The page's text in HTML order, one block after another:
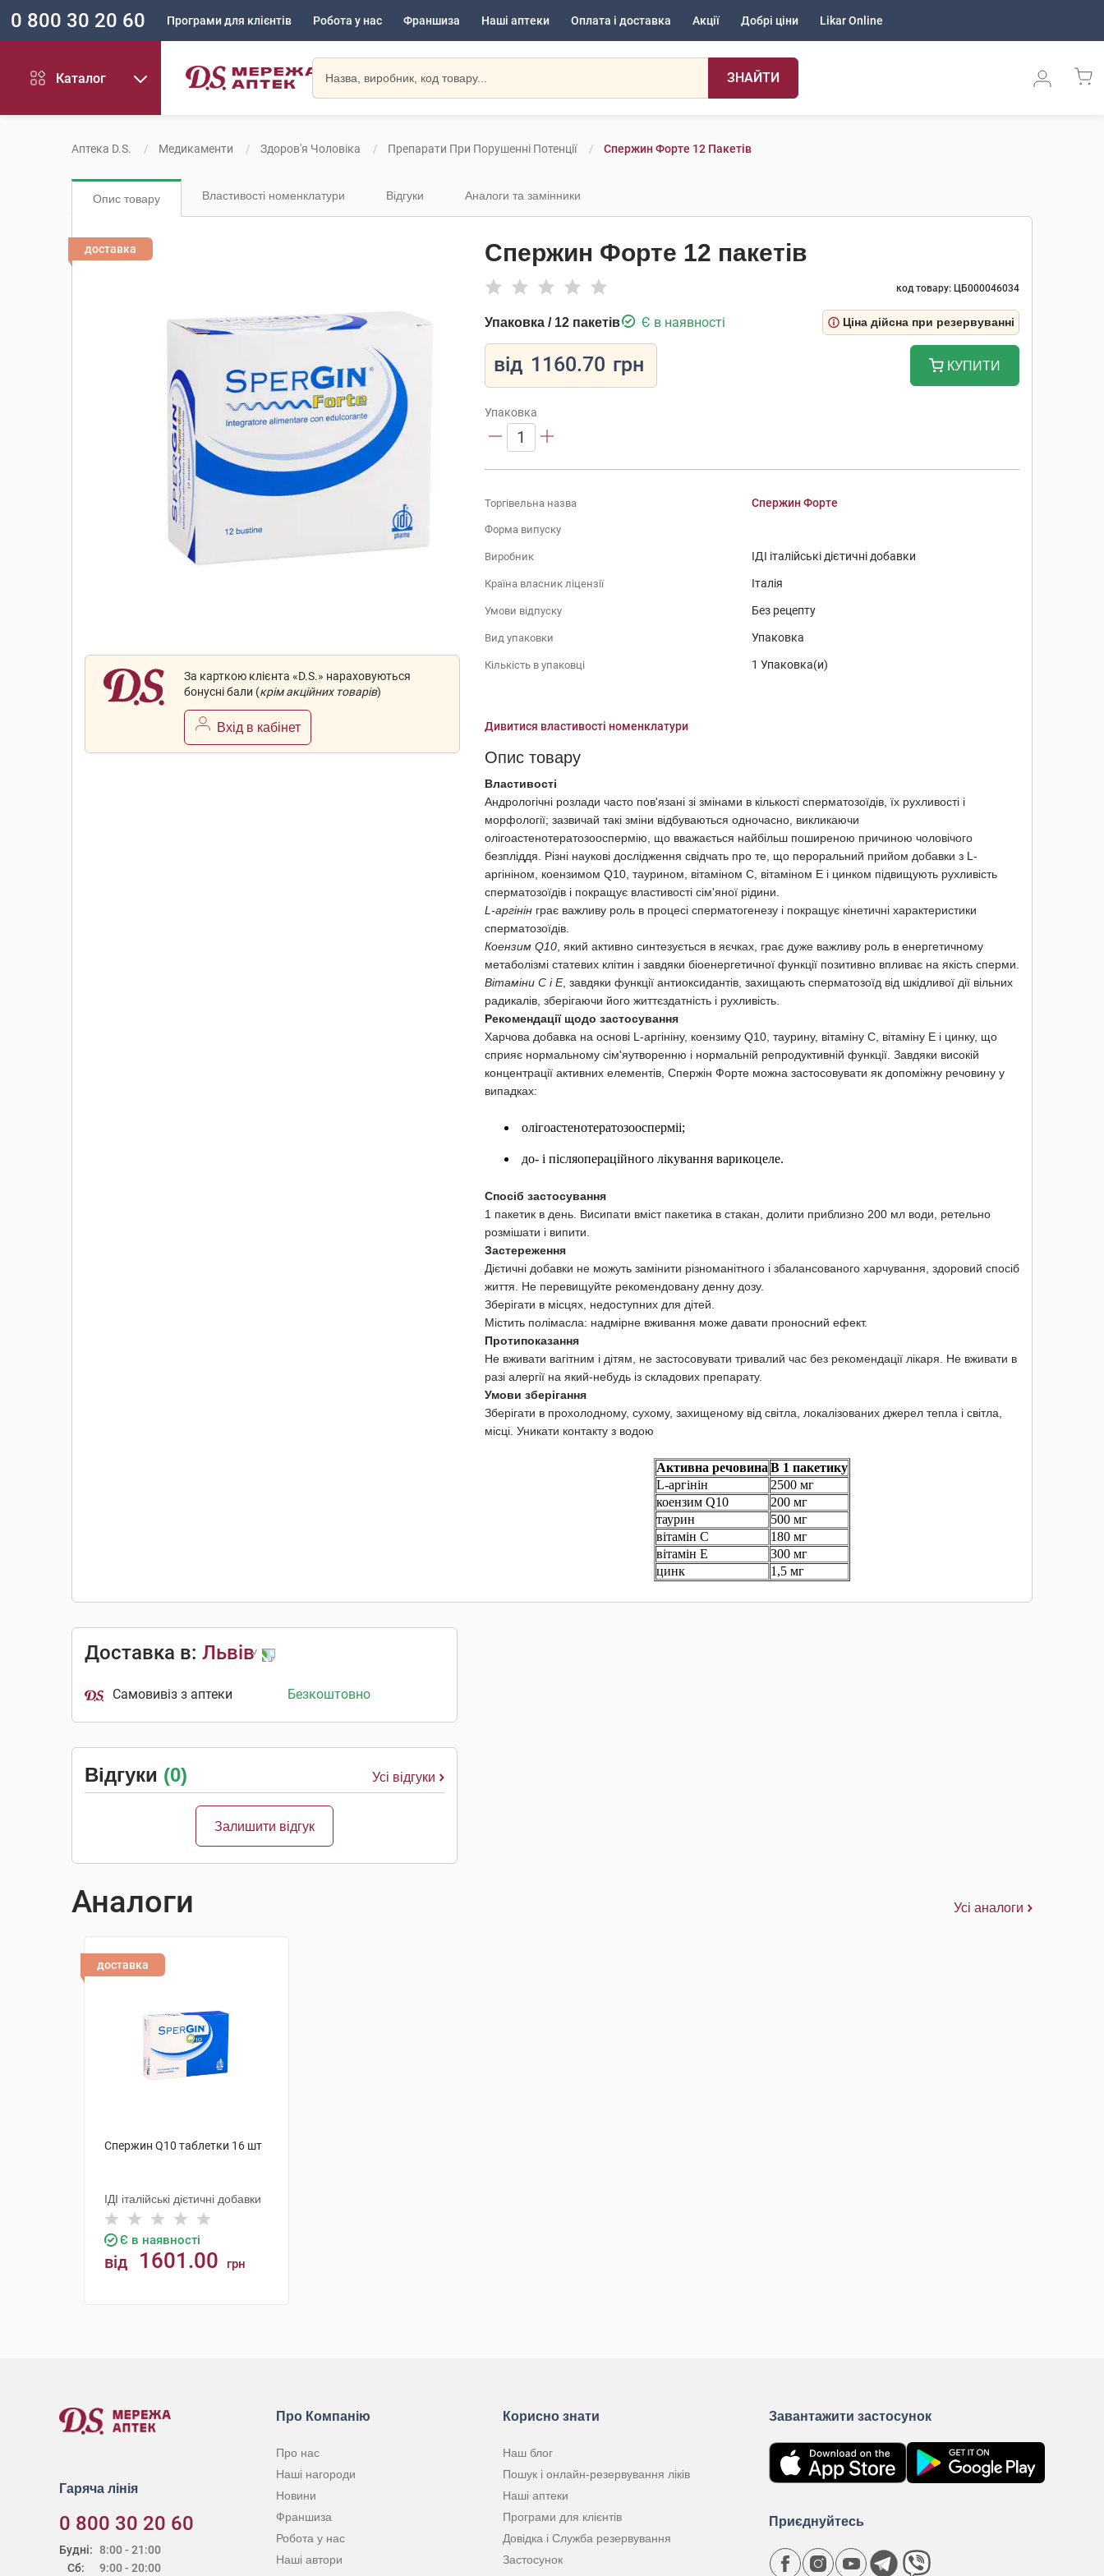
0 800 30 20 60 Програми для клієнтів Робота у нас Франшиза Наші аптеки Оплата і доставка Акції Добрі ціни Likar Online
Каталог ЗНАЙТИ
Аптека D.S. Медикаменти Здоров'я Чоловіка Препарати При Порушенні Потенції Спержин Форте 12 Пакетів
Опис товару Властивості номенклатури Відгуки Аналоги та замінники
доставка
За карткою клієнта «D.S.» нараховуються
бонусні бали (крім акційних товарів)
Вхід в кабінет
Спержин Форте 12 пакетів
код товару: ЦБ000046034
Упаковка / 12 пакетів Є в наявності Ціна дійсна при резервуванні
від 1160.70 грн КУПИТИ
Упаковка
1
Торгівельна назва Спержин Форте
Форма випуску
Виробник ІДІ італійські дієтичні добавки
Країна власник ліцензії Італія
Умови відпуску Без рецепту
Вид упаковки Упаковка
Кількість в упаковці 1 Упаковка(и)
Дивитися властивості номенклатури
Опис товару
Властивості
Андрологічні розлади часто пов'язані зі змінами в кількості сперматозоїдів, їх рухливості і
морфології; зазвичай такі зміни відбуваються одночасно, викликаючи
олігоастенотератозооспермію, що вважається найбільш поширеною причиною чоловічого
безпліддя. Різні наукові дослідження свідчать про те, що пероральний прийом добавки з L-
аргініном, коензимом Q10, таурином, вітаміном С, вітаміном Е і цинком підвищують рухливість
сперматозоїдів і покращує властивості сім'яної рідини.
L-аргінін грає важливу роль в процесі сперматогенезу і покращує кінетичні характеристики
сперматозоїдів.
Коензим Q10, який активно синтезується в яєчках, грає дуже важливу роль в енергетичному
метаболізмі статевих клітин і завдяки біоенергетичної функції позитивно впливає на якість сперми.
Вітаміни С і Е, завдяки функції антиоксидантів, захищають сперматозоїд від шкідливої ​​дії вільних
радикалів, зберігаючи його життєздатність і рухливість.
Рекомендації щодо застосування
Харчова добавка на основі L-аргініну, коензиму Q10, таурину, вітаміну С, вітаміну Е і цинку, що
сприяє нормальному сім'яутворенню і нормальній репродуктивній функції. Завдяки високій
концентрації активних елементів, Спержін Форте можна застосовувати як допоміжну речовину у
випадках:
олігоастенотератозоосперміі;
до- і післяопераційного лікування варикоцеле.
Спосіб застосування
1 пакетик в день. Висипати вміст пакетика в стакан, долити приблизно 200 мл води, ретельно
розмішати і випити.
Застереження
Дієтичні добавки не можуть замінити різноманітного і збалансованого харчування, здоровий спосіб
життя. Не перевищуйте рекомендовану денну дозу.
Зберігати в місцях, недоступних для дітей.
Містить полімасла: надмірне вживання може давати проносний ефект.
Протипоказання
Не вживати вагітним і дітям, не застосовувати тривалий час без рекомендації лікаря. Не вживати в
разі алергії на який-небудь із складових препарату.
Умови зберігання
Зберігати в прохолодному, сухому, захищеному від світла, локалізованих джерел тепла і світла,
місці. Уникати контакту з водою
Активна речовина В 1 пакетику
L-аргінін
2500 мг
коензим Q10
200 мг
таурин
500 мг
вітамін С
180 мг
вітамін Е
300 мг
цинк
1,5 мг
Доставка в: Львів
Самовивіз з аптеки Безкоштовно
Відгуки (0) Усі відгуки
Залишити відгук
Аналоги Усі аналоги
доставка
Спержин Q10 таблетки 16 шт
ІДІ італійські дієтичні добавки
Є в наявності
від 1601.00 грн
Гаряча лінія
0 800 30 20 60
Будні:
Сб:
8:00 - 21:00
9:00 - 20:00
Про Компанію
Про нас
Наші нагороди
Новини
Франшиза
Робота у нас
Наші автори
Корисно знати
Наш блог
Пошук і онлайн-резервування ліків
Наші аптеки
Програми для клієнтів
Довідка і Служба резервування
Застосунок
Завантажити застосунок
Приєднуйтесь